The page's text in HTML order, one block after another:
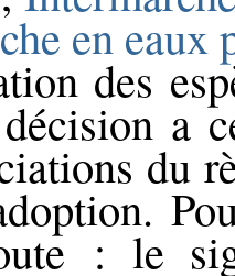
en eaux
des
a
du
: le